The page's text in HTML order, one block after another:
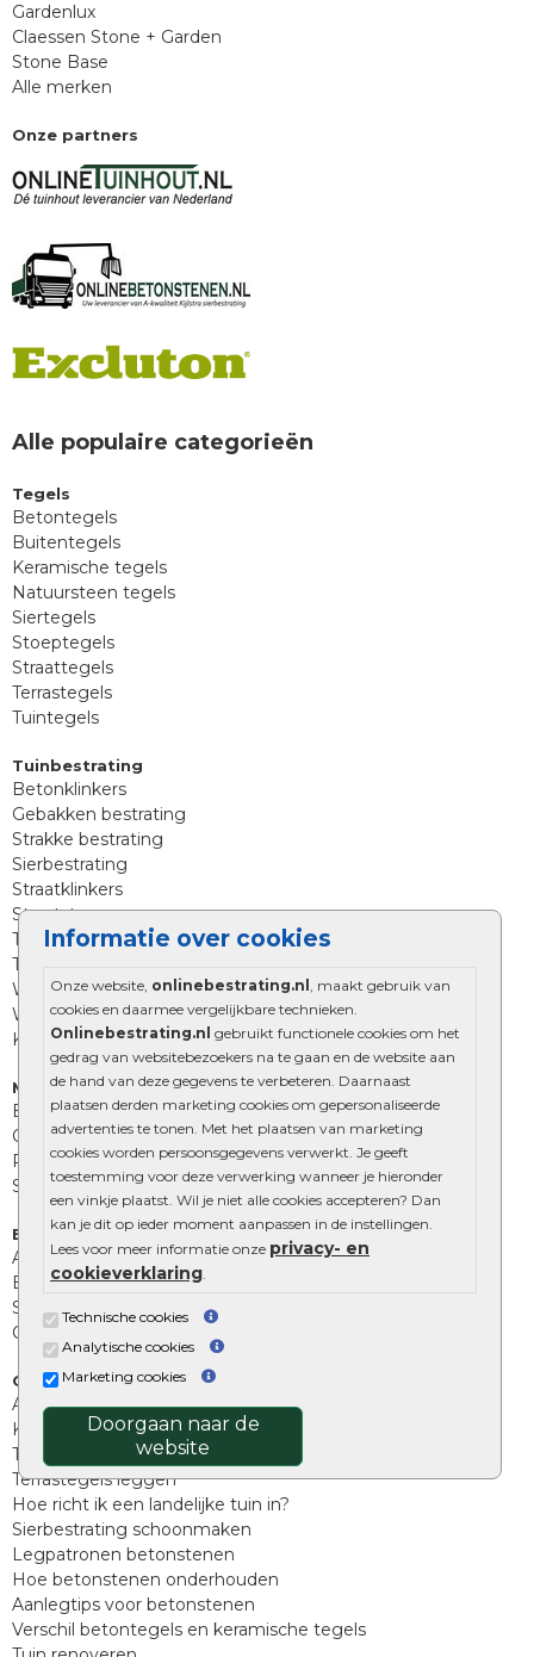
Informatie over cookies
Onze website, onlinebestrating.nl , maakt gebruik van
cookies en daarmee vergelijkbare technieken.
Onlinebestrating.nl gebruikt functionele cookies om het
gedrag van websitebezoekers na te gaan en de website aan
de hand van deze gegevens te verbeteren. Daarnaast
plaatsen derden marketing cookies om gepersonaliseerde
advertenties te tonen. Met het plaatsen van marketing
cookies worden persoonsgegevens verwerkt. Je geeft
toestemming voor deze verwerking wanneer je hieronder
een vinkje plaatst. Wil je niet alle cookies accepteren? Dan
kan je dit op ieder moment aanpassen in de instellingen.
Lees voor meer informatie onze privacy- en
cookieverklaring
Technische cookies
Analytische cookies
Marketing cookies
Doorgaan naar de
website
Gardenlux
Claessen Stone + Garden
Stone Base
Alle merken
Onze partners
Alle populaire categorieën
Tegels
Betontegels
Buitentegels
Keramische tegels
Natuursteen tegels
Siertegels
Stoeptegels
Straattegels
Terrastegels
Tuintegels
Tuinbestrating
Betonklinkers
Gebakken bestrating
Strakke bestrating
Sierbestrating
Straatklinkers
Straatstenen
Trommelstenen
Tuinstenen
Waalformaat
Wildverband bestrating
Kingstones
Muurelementen
Betonbielzen
Opsluitbanden
Palissades
Stapelblokken
Extra benodigdheden
Afwatering en diversen
Beplantings en betonelementen
Split, grind en zand
Oprit tegels
Overig
Aanbiedingen
Kunstgras
Tuintegels outlet
Terrastegels leggen
Hoe richt ik een landelijke tuin in?
Sierbestrating schoonmaken
Legpatronen betonstenen
Hoe betonstenen onderhouden
Aanlegtips voor betonstenen
Verschil betontegels en keramische tegels